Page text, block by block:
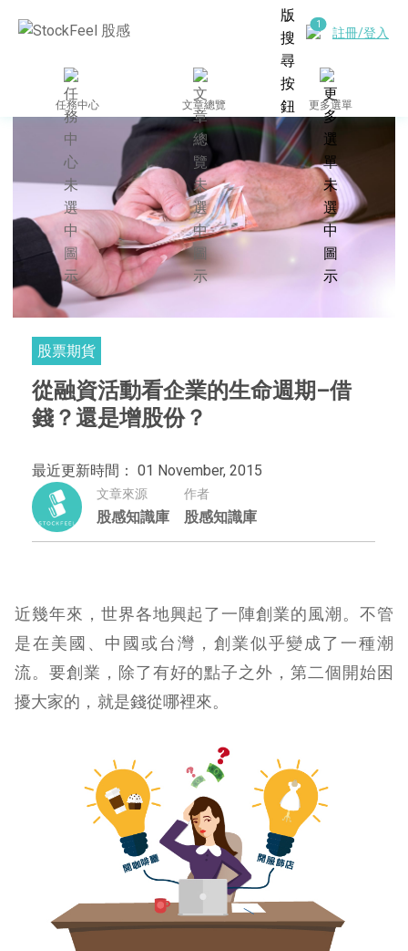
註冊/登入
任務中心 文章總覽 更多選單
股票期貨
從融資活動看企業的生命週期–借
錢？還是增股份？
最近更新時間： 01 November, 2015
文章來源
股感知識庫
作者
股感知識庫
近幾年來，世界各地興起了一陣創業的風潮。不管
是在美國、中國或台灣，創業似乎變成了一種潮
流。要創業，除了有好的點子之外，第二個開始困
擾大家的，就是錢從哪裡來。